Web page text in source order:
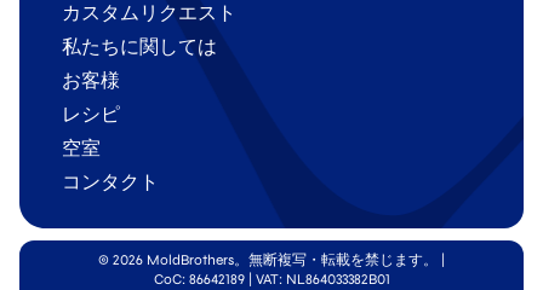
カスタムリクエスト
私たちに関しては
お客様
レシピ
空室
コンタクト
© 2026 MoldBrothers。無断複写・転載を禁じます。
CoC: 86642189 | VAT: NL864033382B01